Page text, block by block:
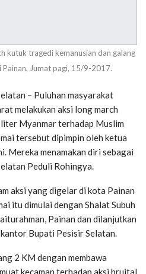
kutuk tragedi kemanusian dan galang
Painan, Jumat pagi, 15/9-2017.
– Puluhan masyarakat
melakukan aksi long march
Myanmar terhadap Muslim
tersebut dipimpin oleh ketua
Mereka menamakan diri sebagai
Peduli Rohingya.
aksi yang digelar di kota Painan
itu dimulai dengan Shalat Subuh
Painan dan dilanjutkan
Bupati Pesisir Selatan.
2 KM dengan membawa
kecaman terhadap aksi bruital